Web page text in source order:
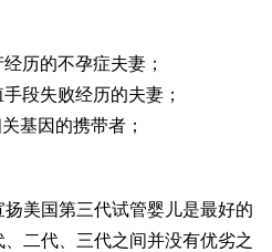
历的不孕症夫妻；
段失败经历的夫妻；
基因的携带者；
美国第三代试管婴儿是最好的
二代、三代之间并没有优劣之